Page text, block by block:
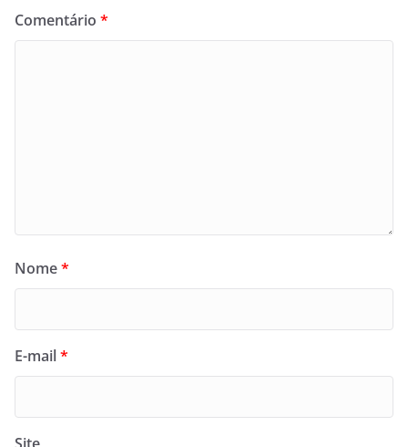
Comentário *
Nome*
E-mail*
Site